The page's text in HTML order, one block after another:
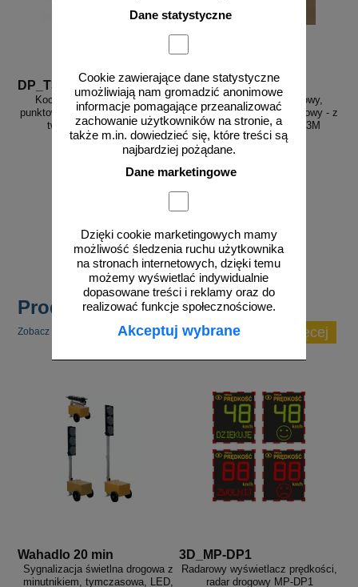
Dane statystyczne
Cookie zawierające dane statystyczne
umożliwiają nam gromadzić anonimowe
informacje pomagające przeanalizować
zachowanie użytkowników na stronie, a
także m.in. dowiedzieć się, które treści są
najbardziej pożądane.
Dane marketingowe
Dzięki cookie marketingowych mamy
możliwość śledzenia ruchu użytkownika
na stronach internetowych, dzięki temu
możemy wyświetlać indywidualnie
dopasowane treści i reklamy oraz do
realizować funkcje społecznościowe.
Akceptuj wybrane
DP_T360
Kocie oczko - najezdniowy,
punktowy element odblaskowy - z
tworzywa, przyklejany
do koszyka
PEO PCV
Kocie oczko - najezdniowy,
punktowy element odblaskowy - z
tworzywa, przyklejany, 3M
do koszyka
Produkty popularne
Zobacz inne popularne produkty w tej kategorii. zobacz więcej
Wahadlo 20 min
Sygnalizacja świetlna drogowa z
minutnikiem, tymczasowa, LED,
3D_MP-DP1
Radarowy wyświetlacz prędkości,
radar drogowy MP-DP1